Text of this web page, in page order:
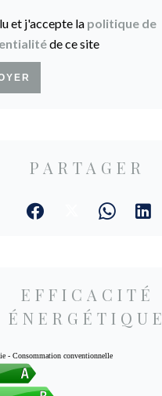
lu et j'accepte la politique de
de ce site
PARTAGER
EFFICACITÉ
ÉNERGÉTIQUE
- Consommation conventionnelle